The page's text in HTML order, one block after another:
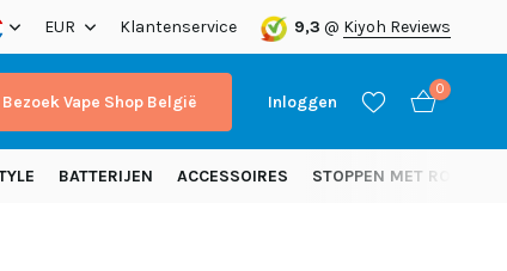
vanaf 50 euro (NL)
EUR Klantenservice 9,3 @ Kiyoh Reviews
Bezoek Vape Shop België Inloggen
0
BATTERIJEN ACCESSOIRES STOPPEN MET ROKEN